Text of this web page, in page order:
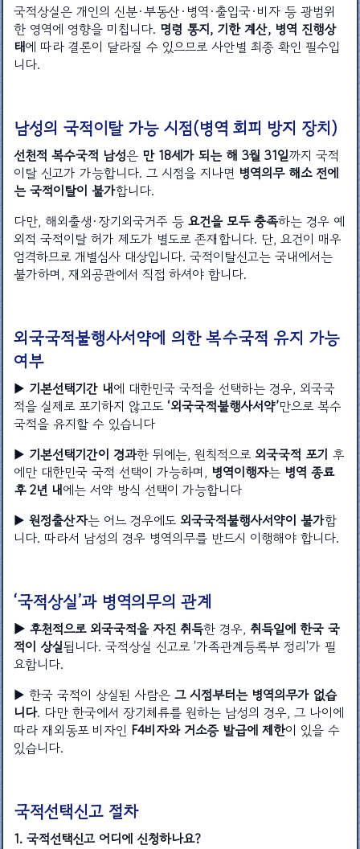
국적상실은 개인의 신분·부동산·병역·출입국·비자 등 광범위
한 영역에 영향을 미칩니다. 명령 통지, 기한 계산, 병역 진행상
태에 따라 결론이 달라질 수 있으므로 사안별 최종 확인 필수입
니다.
남성의 국적이탈 가능 시점(병역 회피 방지 장치)
선천적 복수국적 남성은 만 18세가 되는 해 3월 31일까지 국적
이탈 신고가 가능합니다. 그 시점을 지나면 병역의무 해소 전에
는 국적이탈이 불가합니다.
다만, 해외출생·장기외국거주 등요건을 모두 충족하는 경우 예
외적 국적이탈 허가 제도가 별도로 존재합니다. 단, 요건이 매우
엄격하므로 개별심사 대상입니다. 국적이탈신고는 국내에서는
불가하며, 재외공관에서 직접 하셔야 합니다.
외국국적불행사서약에 의한 복수국적 유지 가능
여부
▶ 기본선택기간 내에 대한민국 국적을 선택하는 경우, 외국국
적을 실제로 포기하지 않고도 ‘외국국적불행사서약’만으로 복수
국적을 유지할 수 있습니다
▶ 기본선택기간이 경과한 뒤에는, 원칙적으로 외국국적 포기 후
에만 대한민국 국적 선택이 가능하며, 병역이행자는 병역 종료
후 2년 내에는 서약 방식 선택이 가능합니다
▶원정출산자는 어느 경우에도 외국국적불행사서약이 불가합
니다. 따라서 남성의 경우 병역의무를 반드시 이행해야 합니다.
‘국적상실’과 병역의무의 관계
▶ 후천적으로 외국국적을 자진 취득한 경우, 취득일에 한국 국
적이 상실됩니다. 국적상실 신고로 '가족관계등록부 정리'가 필
요합니다.
▶ 한국 국적이 상실된 사람은그 시점부터는 병역의무가 없습
니다. 다만 한국에서 장기체류를 원하는 남성의 경우, 그 나이에
따라 재외동포 비자인 F4비자와 거소증 발급에 제한이 있을 수
있습니다.
국적선택신고 절차
1. 국적선택신고 어디에 신청하나요?